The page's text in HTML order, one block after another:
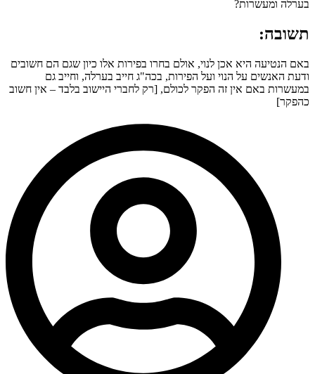
בערלה ומעשרות?
תשובה:
באם הנטיעה היא אכן לנוי, אולם בחרו בפירות אלו כיון שגם הם חשובים
ודעת האנשים על הנוי ועל הפירות, בכה"ג חייב בערלה, וחייב גם
במעשרות באם אין זה הפקר לכולם, [רק לחברי היישוב בלבד – אין חשוב
כהפקר]